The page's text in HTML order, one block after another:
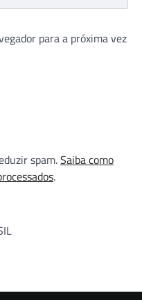
para a próxima vez
spam.Saiba como
.